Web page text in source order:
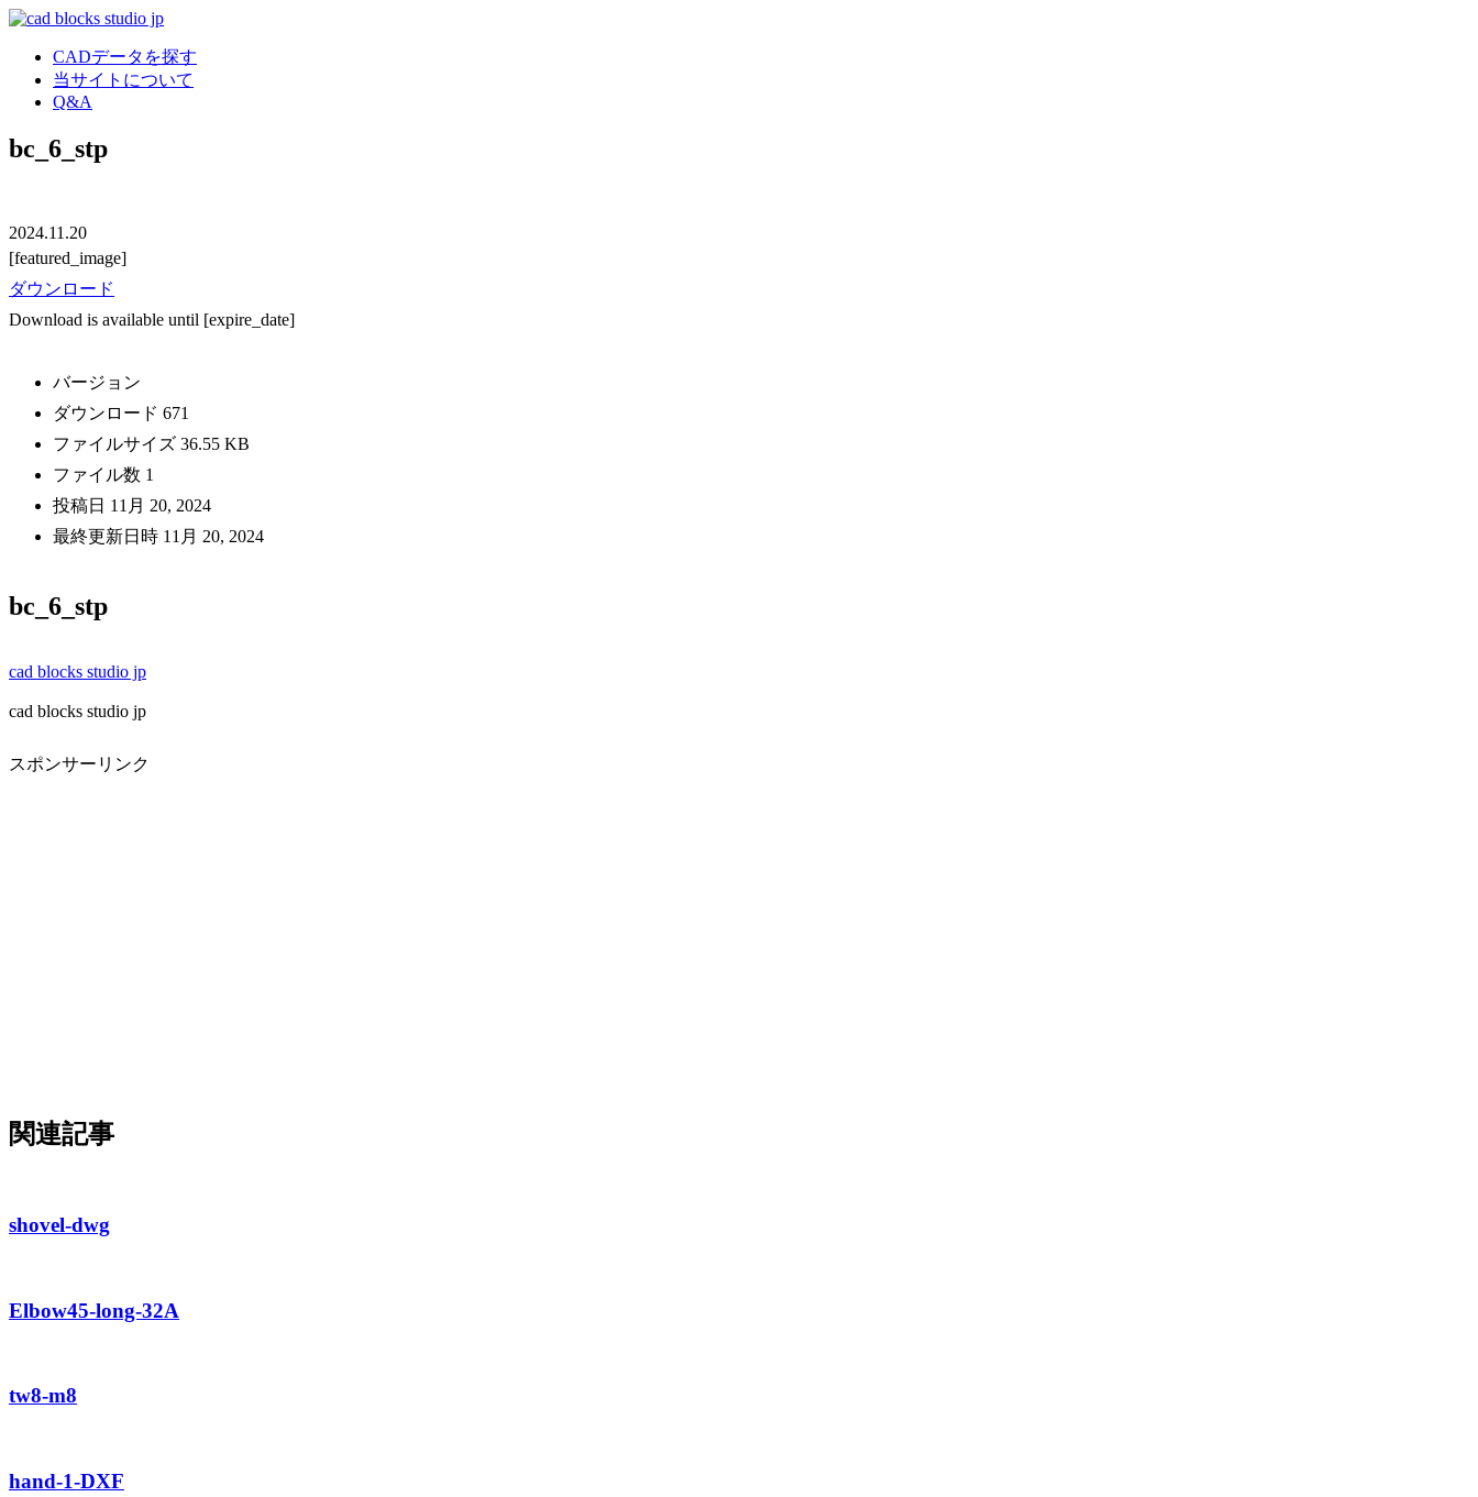
CADデータを探す
当サイトについて
Q&A
bc_6_stp
2024.11.20
[featured_image]
ダウンロード
Download is available until [expire_date]
バージョン
ダウンロード 671
ファイルサイズ 36.55 KB
ファイル数 1
投稿日 11月 20, 2024
最終更新日時 11月 20, 2024
bc_6_stp
cad blocks studio jp
cad blocks studio jp
スポンサーリンク
関連記事
shovel-dwg
Elbow45-long-32A
tw8-m8
hand-1-DXF